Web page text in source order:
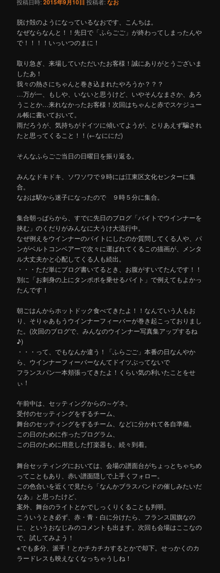
ツ
へ
移
動
脱け殻のようになっているなおです、こんちは。
なぜならなんと！！先日で「ふらごご」が終わってしまったんや
で！！！！いっいつのまに！
取り急ぎ、来場していただいたお客様！誠にありがとうございま
したあ！
我々の熱さにちゃんと巻き込まれたやろうか？？？
…万が一、もしや、いないと思うけど、いやそんなまさか、あろ
うことか…来れなかったお客様！次回はちゃんと赤でスケジュー
ル帳に書いておいて。
雨だろうが、気持ちがドイツに傾いてようが、とりあえず騙され
たと思ってくること！！(←なににだ)
そんなふらごご当日の日曜日を振り返る。
みんなドキドキ、ソワソワで９時には江東区文化センターに集
合。
なおは駅から迷子になったので ９時５分に集合。
集合朝っぱらから、すでに先日のブログ「バイトでウインナーを
挟む」のくだりがみんなに大うけ大流行中。
なぜ例えをウインナーのバイトにしたのか質問してくる人や、パ
ンがベルトコンベアーで次々に運ばれてくるこの描画が、メンタ
ル大丈夫かと心配してくる人も続出。
・・・ただ単にブログ書いてるとき、お腹がすいてたんです！！
別に「お刺身の上にタンポポを乗せるバイト」で例えてもよかっ
たんです！
朝ごはんからホットドック食べてきたよ！！なんていう人もお
り、そりゃあもうウインナーフィーバーが巻き起こっておりまし
た。(次回のブログで、みんなのウインナー写真集アップするね
♪)
・・・って、でもなんか違う！「ふらごご」本番の日なんやか
ら、ウインナーフィーバーなんてドイツぶってないで
フランスパン一本頬張ってきたよ！くらい気の利いたことをせ
ぃ！
午前中は、セッティングからの～ゲネ。
受付のセッティングをするチーム、
舞台のセッティングをするチーム、などに分かれて各自準備。
この日のために作ったプログラム、
この日のために用意した打楽器も、続々到着。
舞台セッティングにおいては、会場の譜面台がちょっとちゃちめ
ってこともあり、赤い譜面隠しで上手くフォロー。
この色合いを近くで見たら「なんかブラスバンドの催しみたいだ
なあ」と思ったけど、
案外、舞台のライトとかでしっくりくることも判明。
こういうとき必ず、赤・青・白に分けたら、フランス国旗なの
に、というおなじみのコメントも出ます。次回も会場はここなの
で、試してみよう！
※でも多分、派手！とかチカチカするとかで却下。せっかくのカ
ラードレスも映えなくなっちゃうしね！